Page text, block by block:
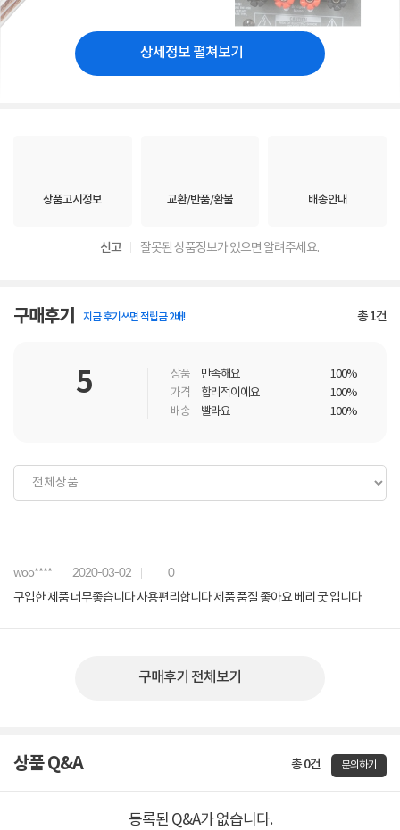
상세정보 펼쳐보기
상품고시정보 교환/반품/환불 배송안내
신고 잘못된 상품정보가 있으면 알려주세요.
구매후기 지금 후기쓰면 적립금 2배! 총1건
5 상품 만족해요
100%
가격
합리적이에요
100%
배송
빨라요 100%
woo**** 2020-03-02 0
구입한 제품 너무좋습니다 사용편리합니다 제품 품질 좋아요 베리 굿 입니다
구매후기 전체보기
상품 Q&A 총 0건 문의하기
등록된 Q&A가 없습니다.